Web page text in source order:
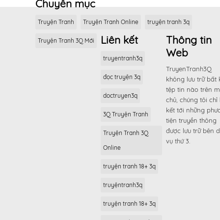
Chuyên mục
Truyện Tranh Truyện Tranh Online truyện tranh 3q
Truyện Tranh 3Q Mới Liên kết
truyentranh3q
đọc truyện 3q
doctruyen3q
3Q Truyện Tranh
Truyện Tranh 3Q
Online
truyện tranh 18+ 3q
truyệntranh3q
truyện tranh 18+ 3q
Thông tin
Web
TruyenTranh3Q
không lưu trữ bất
tệp tin nào trên
chủ, chúng tôi chỉ
kết tới những
tiện truyền thông
được lưu trữ bên
vụ thứ 3.